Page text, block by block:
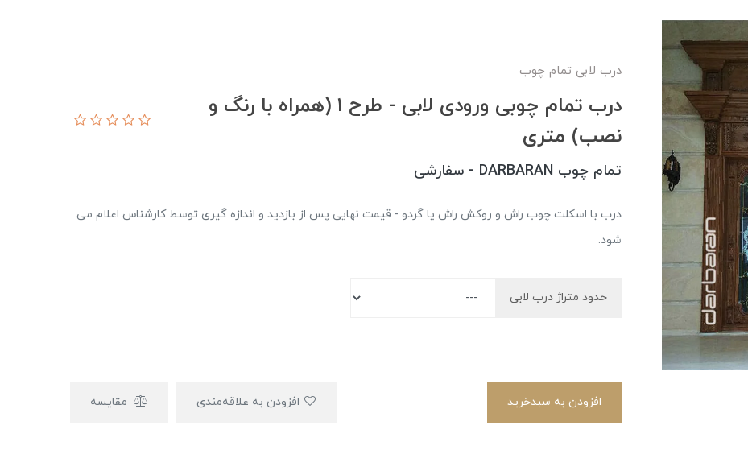
درب لابی تمام چوب
درب تمام چوبی ورودی لابی - طرح 1 (همراه با رنگ و
نصب) متری
تمام چوب DARBARAN - سفارشی
درب با اسکلت چوب راش و روکش راش یا گردو - قیمت نهایی پس از بازدید و اندازه گیری توسط کارشناس اعلام می
شود.
حدود متراژ درب لابی
افزودن به سبدخرید مقایسه